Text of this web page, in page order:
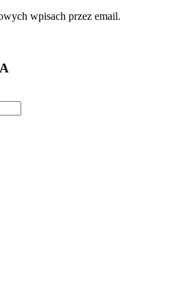
wpisach przez email.